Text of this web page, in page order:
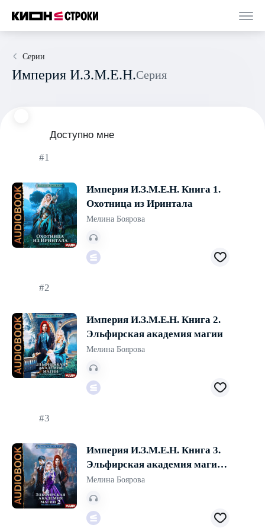
Серии
Империя И.З.М.Е.Н. Серия
Доступно мне
#1
Империя И.З.М.Е.Н. Книга 1.
Охотница из Иринтала
Мелина Боярова
#2
Империя И.З.М.Е.Н. Книга 2.
Эльфирская академия магии
Мелина Боярова
#3
Империя И.З.М.Е.Н. Книга 3.
Эльфирская академия магии
2
Мелина Боярова